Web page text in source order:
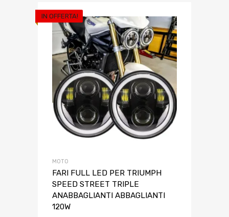
IN OFFERTA!
MOTO
FARI FULL LED PER TRIUMPH
SPEED STREET TRIPLE
ANABBAGLIANTI ABBAGLIANTI
120W